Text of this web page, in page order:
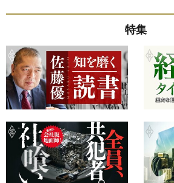
特集